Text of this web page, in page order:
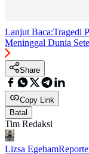
Lanjut Baca:Tragedi
Meninggal Dunia
Share
Copy Link
Batal
Tim Redaksi
Lizsa Egeham